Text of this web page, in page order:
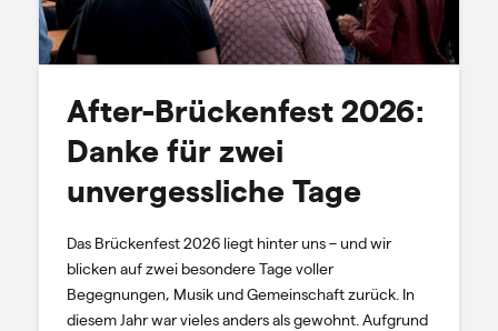
After-Brückenfest 2026:
Danke für zwei
unvergessliche Tage
Das Brückenfest 2026 liegt hinter uns – und wir
blicken auf zwei besondere Tage voller
Begegnungen, Musik und Gemeinschaft zurück. In
diesem Jahr war vieles anders als gewohnt. Aufgrund